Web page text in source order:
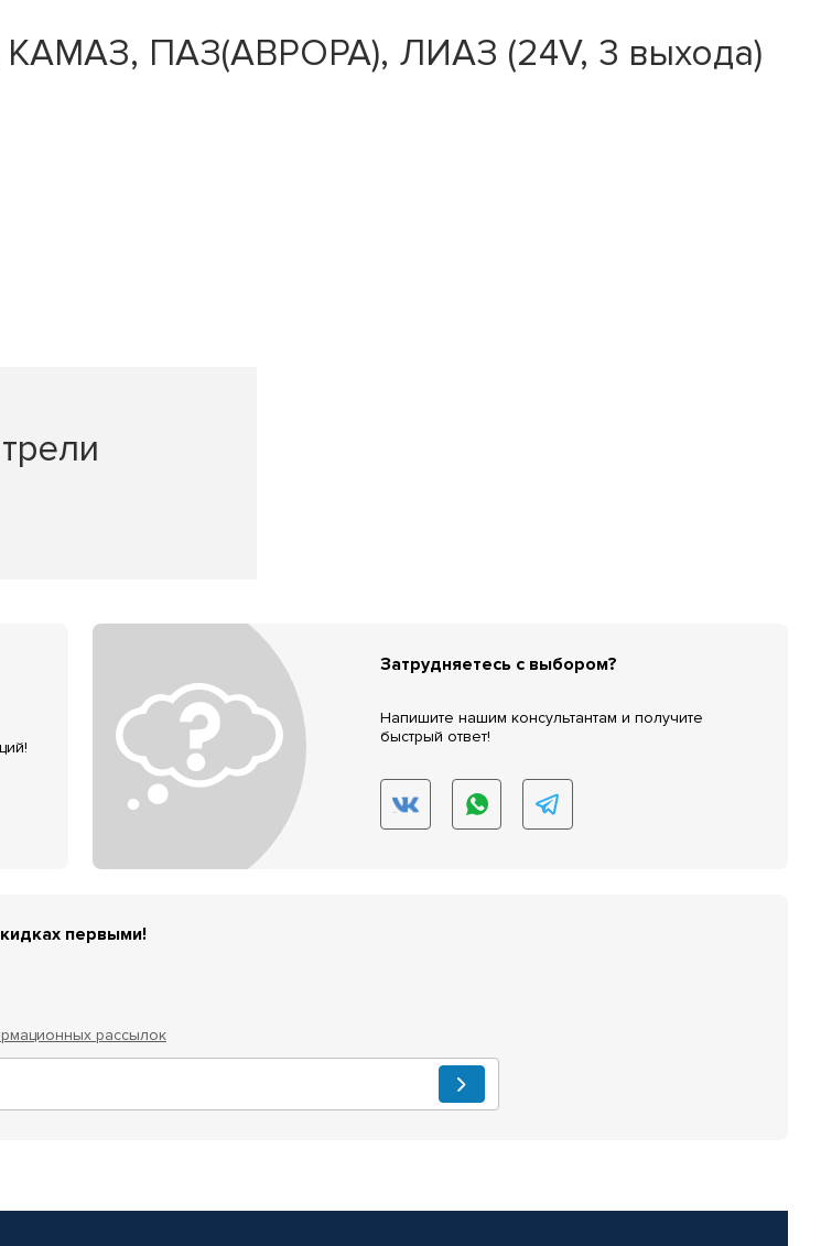
ПАЗ(АВРОРА), ЛИАЗ (24V, 3 выхода)
Затрудняетесь с выбором?
Напишите нашим консультантам и получите
быстрый ответ!
первыми!
рассылок